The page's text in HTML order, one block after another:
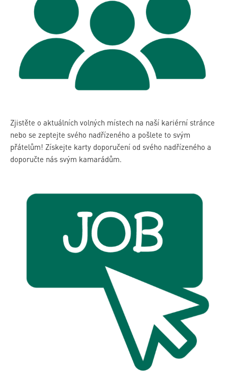
Zjistěte o aktuálních volných místech na naší kariérní stránce
nebo se zeptejte svého nadřízeného a pošlete to svým
přátelům! Získejte karty doporučení od svého nadřízeného a
doporučte nás svým kamarádům.